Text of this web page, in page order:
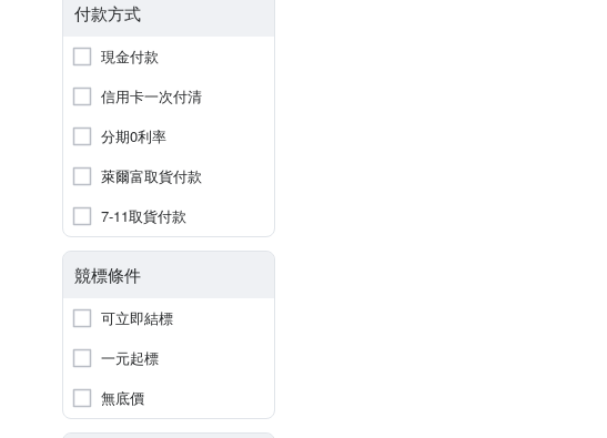
付款方式
現金付款
信用卡一次付清
分期0利率
萊爾富取貨付款
7-11取貨付款
競標條件
可立即結標
一元起標
無底價